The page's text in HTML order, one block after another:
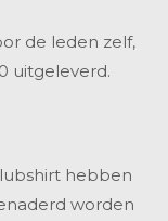
de leden zelf,
uitgeleverd.
hebben
worden